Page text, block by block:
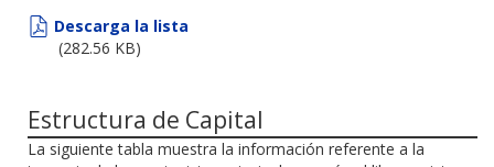
Comités
Código de Gobierno Corporativo
Contacto
Descarga la lista
(282.56 KB)
Estructura de Capital
La siguiente tabla muestra la información referente a la